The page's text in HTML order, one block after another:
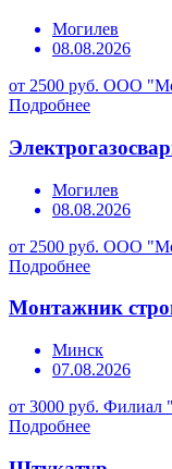
Могилев
08.08.2026
от 2500 руб. ООО
Подробнее
Могилев
08.08.2026
от 2500 руб. ООО
Подробнее
Монтажник
Минск
07.08.2026
от 3000 руб. Филиал
Подробнее